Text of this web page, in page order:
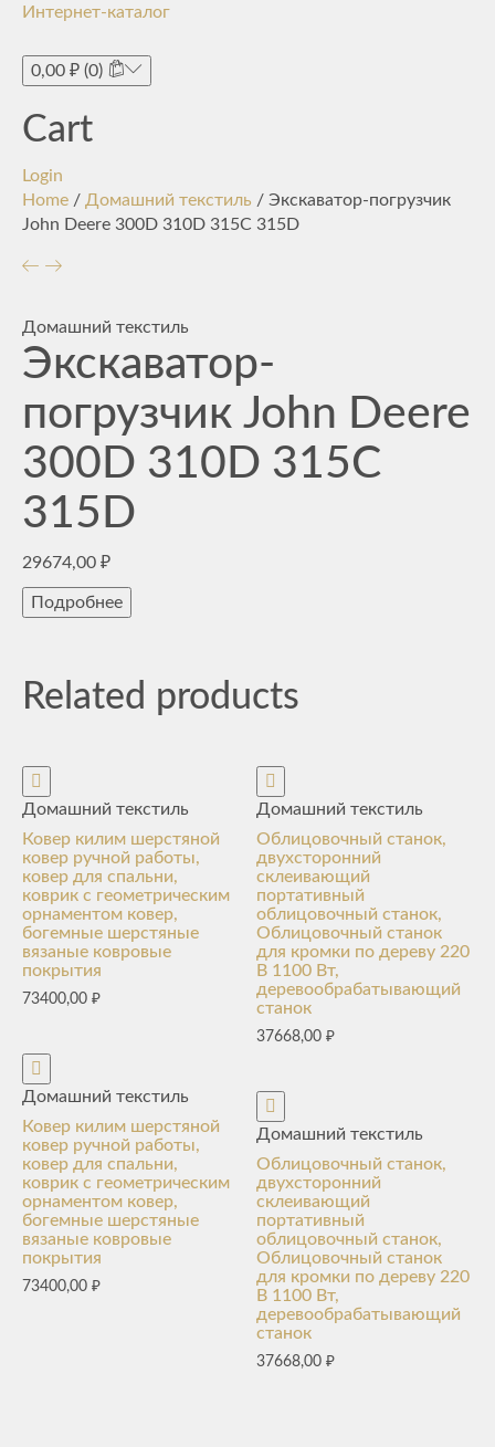
Интернет-каталог
0,00 ₽ (0)
Cart
Login
Home / Домашний текстиль / Экскаватор-погрузчик
John Deere 300D 310D 315C 315D
Домашний текстиль
Экскаватор-
погрузчик John Deere
300D 310D 315C
315D
29674,00 ₽
Подробнее
Related products
Домашний текстиль
Ковер килим шерстяной
ковер ручной работы,
ковер для спальни,
коврик с геометрическим
орнаментом ковер,
богемные шерстяные
вязаные ковровые
покрытия
73400,00 ₽
Домашний текстиль
Ковер килим шерстяной
ковер ручной работы,
ковер для спальни,
коврик с геометрическим
орнаментом ковер,
богемные шерстяные
вязаные ковровые
покрытия
73400,00 ₽
Домашний текстиль
Облицовочный станок,
двухсторонний
склеивающий
портативный
облицовочный станок,
Облицовочный станок
для кромки по дереву 220
В 1100 Вт,
деревообрабатывающий
станок
37668,00₽
Домашний текстиль
Облицовочный станок,
двухсторонний
склеивающий
портативный
облицовочный станок,
Облицовочный станок
для кромки по дереву 220
В 1100 Вт,
деревообрабатывающий
станок
37668,00₽